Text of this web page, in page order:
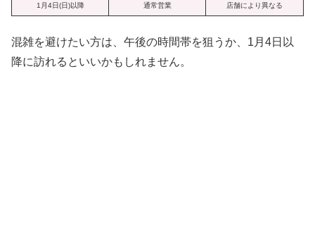
1月4日(日)以降 通常営業 店舗により異なる
混雑を避けたい方は、午後の時間帯を狙うか、1月4日以
降に訪れるといいかもしれません。